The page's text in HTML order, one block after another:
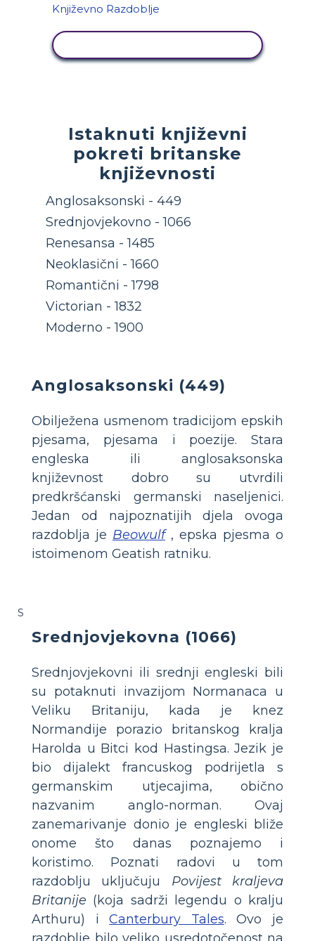
Istaknuti književni
pokreti britanske
književnosti
Anglosaksonski - 449
Srednjovjekovno - 1066
Renesansa - 1485
Neoklasični - 1660
Romantični - 1798
Victorian - 1832
Moderno - 1900
Anglosaksonski (449)
Obilježena usmenom tradicijom epskih
pjesama, pjesama i poezije. Stara
engleska ili anglosaksonska
književnost dobro su utvrdili
predkršćanski germanski naseljenici.
Jedan od najpoznatijih djela ovoga
razdoblja je Beowulf, epska pjesma o
istoimenom Geatish ratniku.
S
Srednjovjekovna (1066)
Srednjovjekovni ili srednji engleski bili
su potaknuti invazijom Normanaca u
Veliku Britaniju, kada je knez
Normandije porazio britanskog kralja
Harolda u Bitci kod Hastingsa. Jezik je
bio dijalekt francuskog podrijetla s
germanskim utjecajima, obično
nazvanim anglo-norman. Ovaj
zanemarivanje donio je engleski bliže
onome što danas poznajemo i
koristimo. Poznati radovi u tom
razdoblju uključuju Povijest kraljeva
Britanije (koja sadrži legendu o kralju
Arthuru) iCanterbury Tales. Ovo je